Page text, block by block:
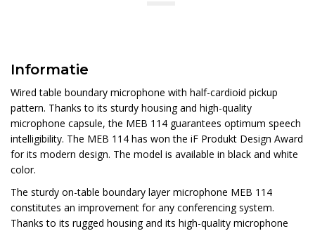
Informatie
Wired table boundary microphone with half-cardioid pickup
pattern. Thanks to its sturdy housing and high-quality
microphone capsule, the MEB 114 guarantees optimum speech
intelligibility. The MEB 114 has won the iF Produkt Design Award
for its modern design. The model is available in black and white
color.
The sturdy on-table boundary layer microphone MEB 114
constitutes an improvement for any conferencing system.
Thanks to its rugged housing and its high-quality microphone